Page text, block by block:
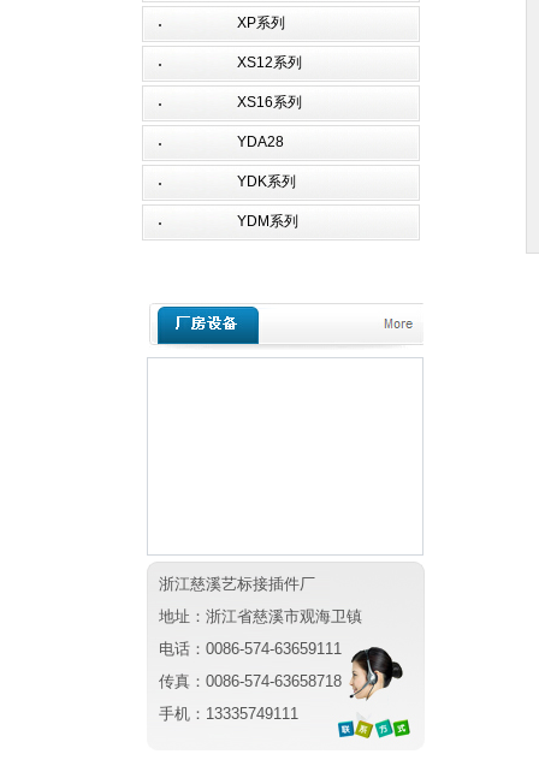
XP系列
XS12系列
XS16系列
YDA28
YDK系列
YDM系列
浙江慈溪艺标接插件厂 
地址：浙江省慈溪市观海卫镇
电话：0086-574-63659111
传真：0086-574-63658718
手机：13335749111